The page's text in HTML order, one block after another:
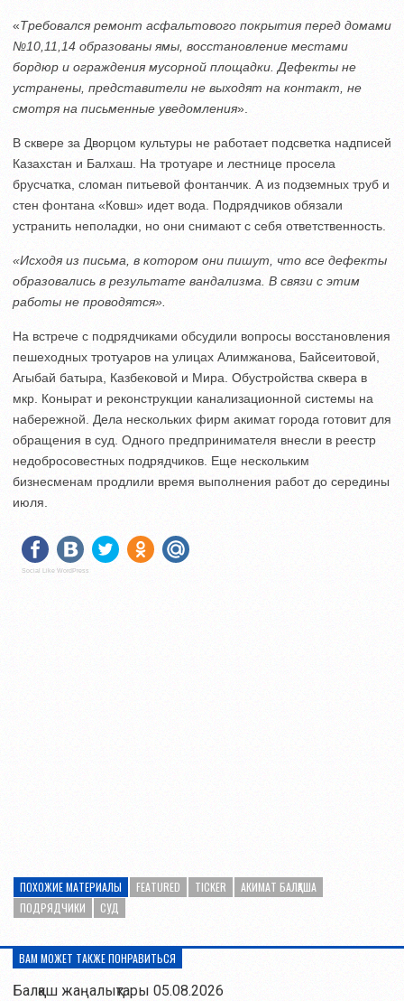
«Требовался ремонт асфальтового покрытия перед домами
№10,11,14 образованы ямы, восстановление местами
бордюр и ограждения мусорной площадки. Дефекты не
устранены, представители не выходят на контакт, не
смотря на письменные уведомления».
В сквере за Дворцом культуры не работает подсветка надписей
Казахстан и Балхаш. На тротуаре и лестнице просела
брусчатка, сломан питьевой фонтанчик. А из подземных труб и
стен фонтана «Ковш» идет вода. Подрядчиков обязали
устранить неполадки, но они снимают с себя ответственность.
«Исходя из письма, в котором они пишут, что все дефекты
образовались в результате вандализма. В связи с этим
работы не проводятся».
На встрече с подрядчиками обсудили вопросы восстановления
пешеходных тротуаров на улицах Алимжанова, Байсеитовой,
Агыбай батыра, Казбековой и Мира. Обустройства сквера в
мкр. Конырат и реконструкции канализационной системы на
набережной. Дела нескольких фирм акимат города готовит для
обращения в суд. Одного предпринимателя внесли в реестр
недобросовестных подрядчиков. Еще нескольким
бизнесменам продлили время выполнения работ до середины
июля.
Social Like WordPress
ПОХОЖИЕ МАТЕРИАЛЫ FEATURED TICKER
АКИМАТ БАЛҚАША
ПОДРЯДЧИКИ
СУД
ВАМ МОЖЕТ ТАКЖЕ ПОНРАВИТЬСЯ
Балқаш жаңалықтары 05.08.2026